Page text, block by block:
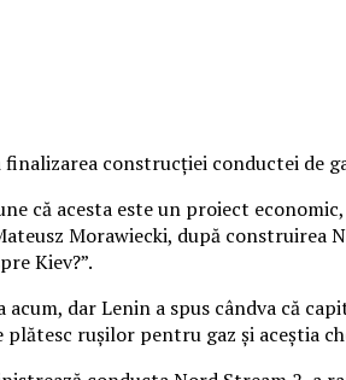
construcţiei conductei de
că acesta este un proiect
Morawiecki, după construirea
Kiev?”.
dar Lenin a spus cândva că
ruşilor pentru gaz şi aceştia